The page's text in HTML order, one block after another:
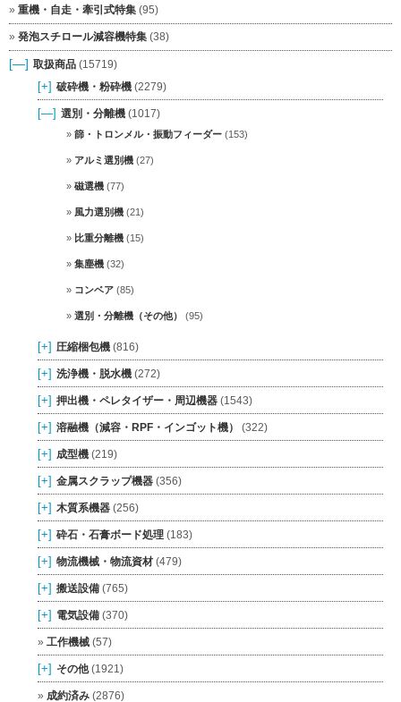
重機・自走・牽引式特集 (95)
発泡スチロール減容機特集 (38)
[—] 取扱商品 (15719)
[+] 破砕機・粉砕機 (2279)
[—] 選別・分離機 (1017)
篩・トロンメル・振動フィーダー (153)
アルミ選別機 (27)
磁選機 (77)
風力選別機 (21)
比重分離機 (15)
集塵機 (32)
コンベア (85)
選別・分離機（その他） (95)
[+] 圧縮梱包機 (816)
[+] 洗浄機・脱水機 (272)
[+] 押出機・ペレタイザー・周辺機器 (1543)
[+] 溶融機（減容・RPF・インゴット機） (322)
[+] 成型機 (219)
[+] 金属スクラップ機器 (356)
[+] 木質系機器 (256)
[+] 砕石・石膏ボード処理 (183)
[+] 物流機械・物流資材 (479)
[+] 搬送設備 (765)
[+] 電気設備 (370)
工作機械 (57)
[+] その他(1921)
成約済み (2876)